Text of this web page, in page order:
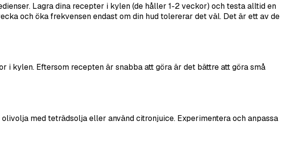
Lagra dina recepter i kylen (de håller 1-2 veckor) och testa alltid en
och öka frekvensen endast om din hud tolererar det väl. Det är ett av de
kylen. Eftersom recepten är snabba att göra är det bättre att göra små
med teträdsolja eller använd citronjuice. Experimentera och anpassa